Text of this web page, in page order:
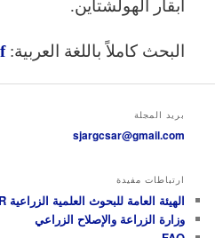
أبقار الهولشتاين.
البحث كاملاً باللغة العربية:
بريد المجلة
sjargcsar@gmail.com
ارتباطات مفيدة
الهيئة العامة للبحوث العلمية الزراعية GCSAR
وزارة الزراعة والإصلاح الزراعي